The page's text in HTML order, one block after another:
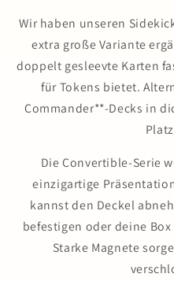
Wir haben unseren
extra große Variante
doppelt gesleevte Karten
für Tokens bietet.
Commander**-Decks in
Die Convertible-Serie
einzigartige
kannst den Deckel
befestigen oder deine
Starke Magnete